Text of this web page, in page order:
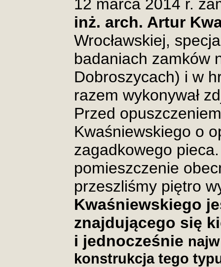
12 marca 2014 r.
inż. arch. Artur
Wrocławskiej,
badaniach zamków
Dobroszycach) i w
razem wykonywał
Przed
Kwaśniewskiego o
zagadkowego
pomieszczenie
przeszliśmy piętro
Kwaśniewskiego
znajdującego się
i jednocześnie
konstrukcja tego